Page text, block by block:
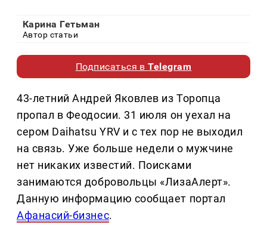
Карина Гетьман
Автор статьи
Подписаться вTelegram
43-летний Андрей Яковлев из Торопца
пропал в Феодосии. 31 июля он уехал на
сером Daihatsu YRV и с тех пор не выходил
на связь. Уже больше недели о мужчине
нет никаких известий. Поисками
занимаются добровольцы «ЛизаАлерт».
Данную информацию сообщает портал
Афанасий-бизнес.